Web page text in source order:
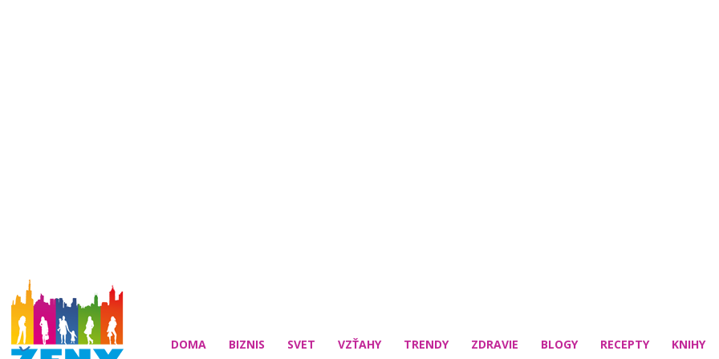
DOMA BIZNIS SVET VZŤAHY TRENDY ZDRAVIE BLOGY RECEPTY KNIHY